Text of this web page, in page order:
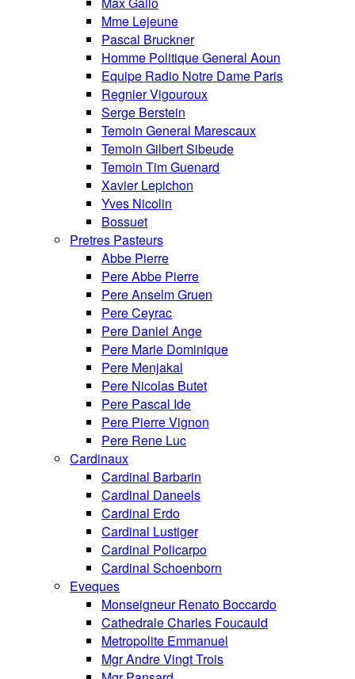
Mme Lejeune
Pascal Bruckner
Homme Politique General Aoun
Equipe Radio Notre Dame Paris
Regnier Vigouroux
Serge Berstein
Temoin General Marescaux
Temoin Gilbert Sibeude
Temoin Tim Guenard
Xavier Lepichon
Yves Nicolin
Bossuet
Pretres Pasteurs
Abbe Pierre
Pere Abbe Pierre
Pere Anselm Gruen
Pere Ceyrac
Pere Daniel Ange
Pere Marie Dominique
Pere Menjakal
Pere Nicolas Butet
Pere Pascal Ide
Pere Pierre Vignon
Pere Rene Luc
Cardinaux
Cardinal Barbarin
Cardinal Daneels
Cardinal Erdo
Cardinal Lustiger
Cardinal Policarpo
Cardinal Schoenborn
Eveques
Monseigneur Renato Boccardo
Cathedrale Charles Foucauld
Metropolite Emmanuel
Mgr Andre Vingt Trois